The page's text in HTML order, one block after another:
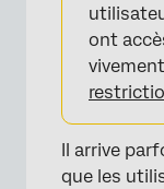
ont
Il arrive
que les